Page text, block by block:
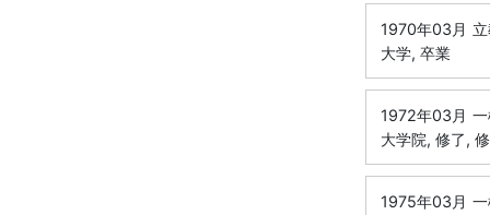
1970年03月
大学, 卒業
1972年03月
大学院, 修了,
1975年03月